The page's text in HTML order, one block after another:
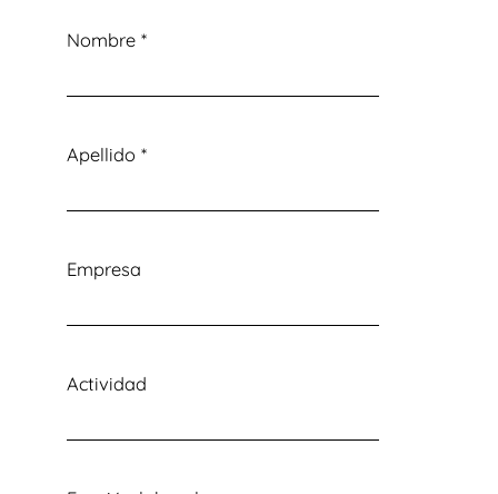
Nombre *
Apellido *
Empresa
Actividad